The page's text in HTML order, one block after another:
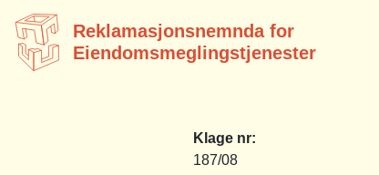
Reklamasjonsnemnda for
Eiendomsmeglingstjenester
Klage nr:
187/08